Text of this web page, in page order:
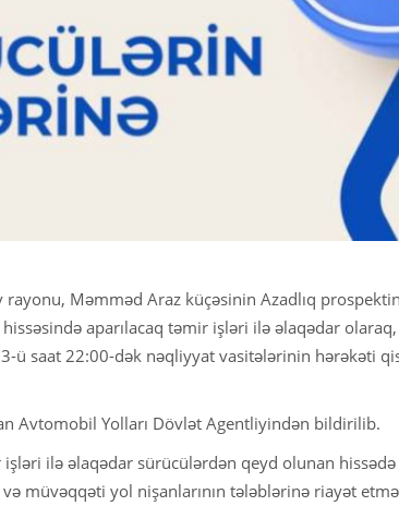
rayonu, Məmməd Araz küçəsinin Azadlıq
aparılacaq təmir işləri ilə əlaqədar
ü saat 22:00-dək nəqliyyat vasitələrinin hərəkəti
Avtomobil Yolları Dövlət Agentliyindən bildirilib.
işləri ilə əlaqədar sürücülərdən qeyd olunan
müvəqqəti yol nişanlarının tələblərinə riayət